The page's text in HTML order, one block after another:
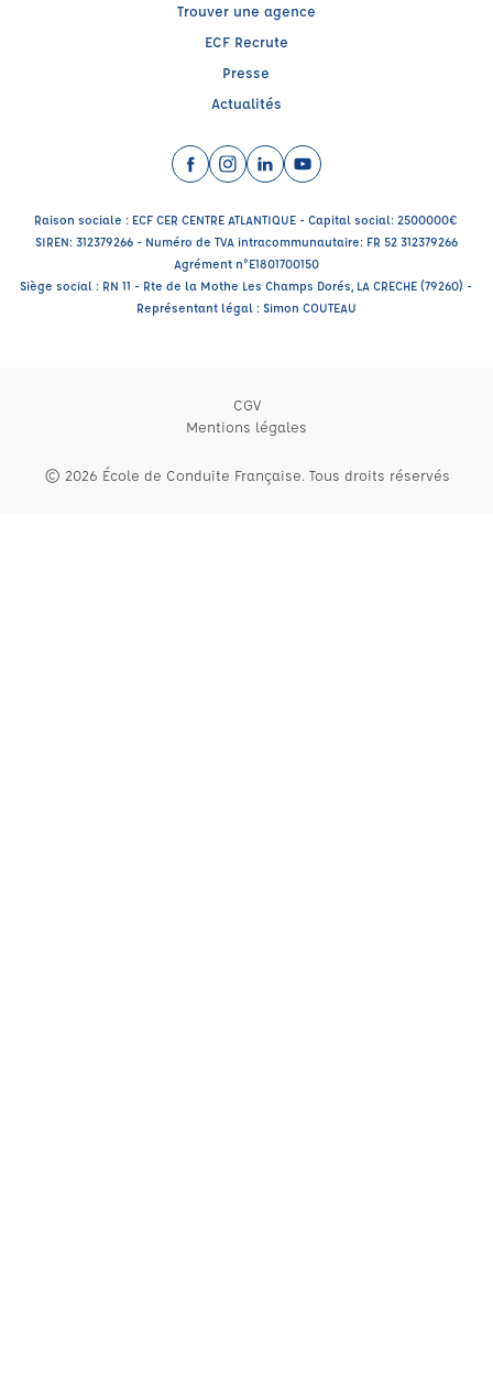
Trouver une agence
ECF Recrute
Presse
Actualités
Facebook (nouvelle fenêtre)
Instagram (nouvelle fenêtre)
LinkedIn (nouvelle fenêtre)
YouTube (nouvelle
Raison sociale : ECF CER CENTRE ATLANTIQUE - Capital social: 2500000€
SIREN: 312379266 - Numéro de TVA intracommunautaire: FR 52 312379266
Agrément n°E1801700150
Siège social : RN 11 - Rte de la Mothe Les Champs Dorés, LA CRECHE (79260) -
Représentant légal : Simon COUTEAU
CGV
Mentions légales
© 2026 École de Conduite Française. Tous droits réservés